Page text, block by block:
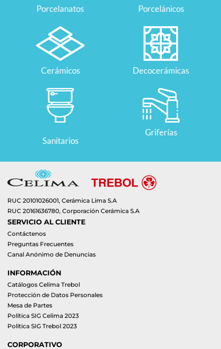
Porcelanatos Porcelánicos
Cerámicos Decocerámicas
Sanitarios
Griferías
RUC 20101026001, Cerámica Lima S.A
RUC 20161636780, Corporación Cerámica S.A
SERVICIO AL CLIENTE
Contáctenos
Preguntas Frecuentes
Canal Anónimo de Denuncias
INFORMACIÓN
Catálogos Celima Trebol
Protección de Datos Personales
Mesa de Partes
Política SIG Celima 2023
Política SIG Trebol 2023
CORPORATIVO